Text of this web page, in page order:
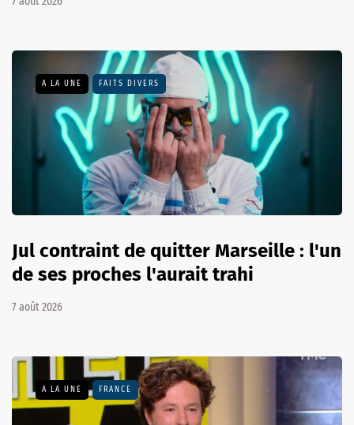
A LA UNE FAITS DIVERS
Jul contraint de quitter Marseille : l'un
de ses proches l'aurait trahi
7 août 2026
A LA UNE FRANCE